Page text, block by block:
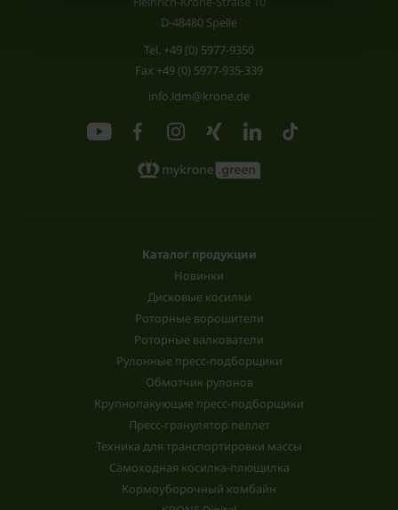
D-48480 Spelle
Tel. +49 (0) 5977-9350
Fax +49 (0) 5977-935-339
info.ldm@krone.de
Каталог продукции
Новинки
Дисковые косилки
Роторные ворошители
Роторные валкователи
Рулонные пресс-подборщики
Обмотчик рулонов
Крупнопакующие пресс-подборщики
Пресс-гранулятор пеллет
Техника для транспортировки массы
Самоходная косилка-плющилка
Кормоуборочный комбайн